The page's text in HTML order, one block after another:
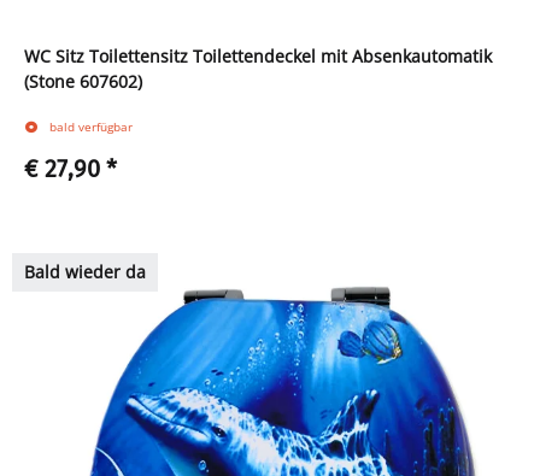
WC Sitz Toilettensitz Toilettendeckel mit Absenkautomatik
(Stone 607602)
bald verfügbar
€ 27,90 *
Bald wieder da